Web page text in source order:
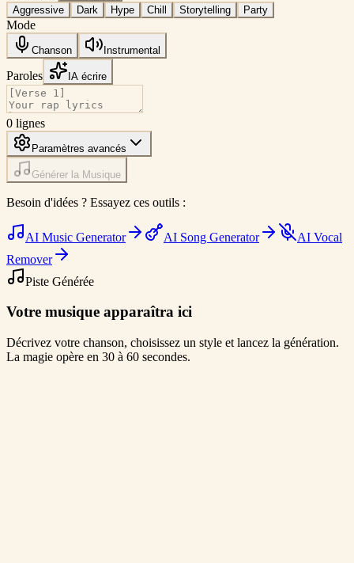
Aggressive
Dark Hype Chill Storytelling Party
Mode
Chanson Instrumental
Paroles IA écrire
0 lignes
Paramètres avancés
Générer la Musique
Besoin d'idées ? Essayez ces outils :
AI Music Generator AI Song Generator
AI Vocal
Remover
Piste Générée
Votre musique apparaîtra ici
Décrivez votre chanson, choisissez un style et lancez la génération.
La magie opère en 30 à 60 secondes.